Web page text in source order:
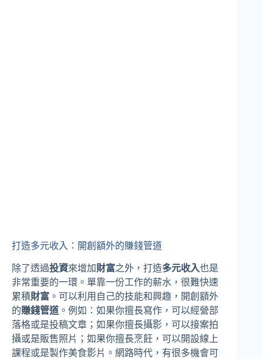
打造多元收入：開創額外的賺錢管道
除了透過投資來增加財富之外，打造多元收入也是
非常重要的一環。單靠一份工作的薪水，很難快速
累積財富 。可以利用自己的技能和興趣，開創額外
的賺錢管道 。例如：如果你擅長寫作，可以經營部
落格或是投稿文章；如果你擅長攝影，可以接案拍
攝或是販售照片；如果你擅長烹飪，可以開設線上
課程或是製作美食影片。網路時代，有很多機會可